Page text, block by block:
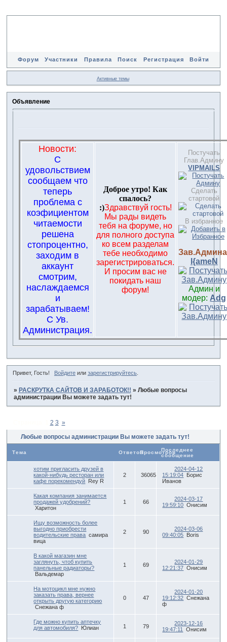
Форум Участники Правила Поиск Регистрация Войти
Активные темы
Объявление
Новости:
С
удовольствием
сообщаем что
теперь
проблема с
коэфициентом
читаемости
решена
стопроцентно,
заходим в
аккаунт
смотрим,
наслаждаемся
и
зарабатываем!
С Ув.
Администрация.
Доброе утро! Как
спалось?
:)Здравствуй гость!
Мы рады видеть
тебя на форуме, но
для полного доступа
ко всем разделам
тебе необходимо
зарегистрироваться.
И просим вас не
покидать наш
форум!
Постучать
Глав.Админу
VIPMAILS
Сделать
стартовой
В избранное
l{ameN
Админ и
модер: Adg
Привет, Гость! Войдитеили зарегистрируйтесь.
» РАСКРУТКА САЙТОВ И ЗАРАБОТОК!! » Любые вопросы
администрации Вы можете задать тут!
Любые вопросы администрации Вы можете задать тут!
2 3 »
Тема ОтветовПросмотровПоследнее
сообщение
хотим пригласить друзей в
какой-нибудь ресторан или
кафе порекомендуй
Rey R
2 36065
2024-04-12
15:19:04
Борис
Иванов
Какая компания занимается
продажей удобрений?
Харитон
1 66
2024-03-17
19:59:10 Онисим
Ищу возможность более
выгодно приобрести
водительские права самира
вица
2 90
2024-03-06
09:40:05
Boris
В какой магазин мне
заглянуть, чтоб купить
панельные радиаторы?
Вальдемар
1 69
2024-01-29
12:21:37 Онисим
На мотоцикл мне нужно
заказать права, вернее
открыть другую категорию
Снежана ф
0 47
2024-01-20
19:12:32 Снежана
ф
Где можно купить аптечку
для автомобиля?
Юлиан 1 79
2023-12-16
19:47:11
Онисим